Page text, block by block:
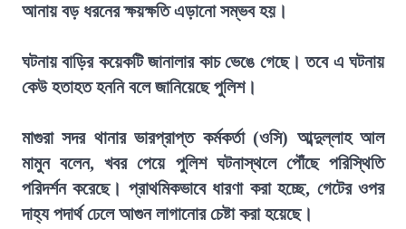
আনায় বড় ধরনের ক্ষয়ক্ষতি এড়ানো সম্ভব হয়।
ঘটনায় বাড়ির কয়েকটি জানালার কাচ ভেঙে গেছে। তবে এ ঘটনায়
কেউ হতাহত হননি বলে জানিয়েছে পুলিশ।
মাগুরা সদর থানার ভারপ্রাপ্ত কর্মকর্তা (ওসি) আব্দুল্লাহ আল
মামুন বলেন, খবর পেয়ে পুলিশ ঘটনাস্থলে পৌঁছে পরিস্থিতি
পরিদর্শন করেছে। প্রাথমিকভাবে ধারণা করা হচ্ছে, গেটের ওপর
দাহ্য পদার্থ ঢেলে আগুন লাগানোর চেষ্টা করা হয়েছে।